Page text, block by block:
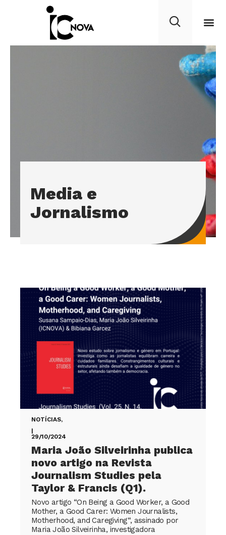
Media e
Jornalismo
NOTÍCIAS,
|
29/10/2024
Maria João Silveirinha publica
novo artigo na Revista
Journalism Studies pela
Taylor & Francis (Q1).
Novo artigo “On Being a Good Worker, a Good
Mother, a Good Carer: Women Journalists,
Motherhood, and Caregiving“, assinado por
Maria João Silveirinha, investigadora